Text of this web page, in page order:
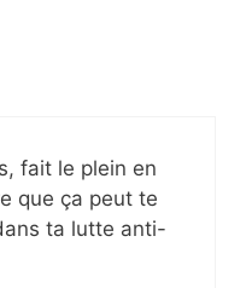
fait le plein en
que ça peut te
ta lutte anti-